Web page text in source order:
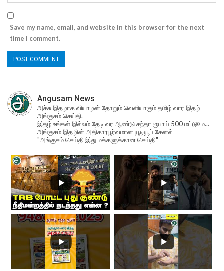
Save my name, email, and website in this browser for the next
time I comment.
Angusam News
அச்சு இதழாக வியாழன் தோறும் வெளியாகும் தமிழ் வார இதழ்
அங்குசம் செய்தி.
இதழ் உங்கள் இல்லம் தேடி வர ஆண்டு சந்தா ரூபாய் 500 மட்டுமே...
அங்குசம் இதழின் அதிகாரபூர்வமான யூடியூப் சேனல்
"அங்குசம் செய்தி இது மக்களுக்கான செய்தி"